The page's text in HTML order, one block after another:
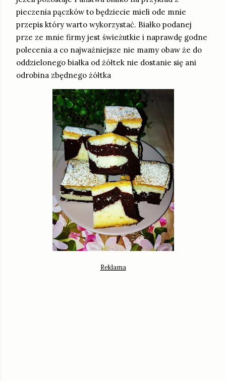
pieczenia pączków to będziecie mieli ode mnie
przepis który warto wykorzystać. Białko podanej
prze ze mnie firmy jest świeżutkie i naprawdę godne
polecenia a co najważniejsze nie mamy obaw że do
oddzielonego białka od żółtek nie dostanie się ani
odrobina zbędnego żółtka